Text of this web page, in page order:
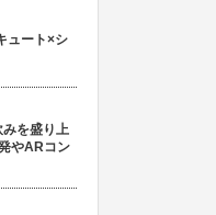
ュート×シ
みを盛り上
やARコン